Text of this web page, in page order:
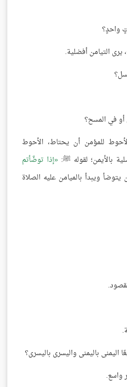
واحدٍ؟
التيامن أفضلية.
في المسح؟
للمؤمن أن يحتاط، الأحوط
بالأيمن؛ لقوله ﷺ: إذا توضَّأتم
يتوضأ ويبدأ بالميامن عليه الصلاة
باليمنى واليسرى باليسرى؟
واسع.